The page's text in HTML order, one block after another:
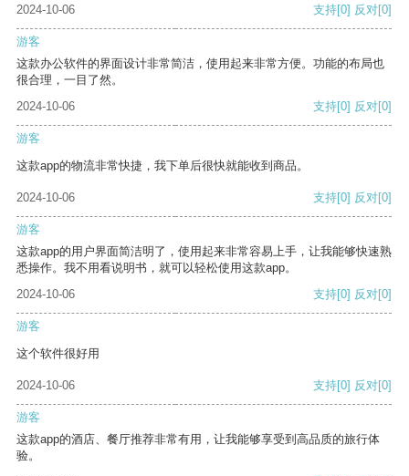
2024-10-06 支持[0] 反对[0]
游客
这款办公软件的界面设计非常简洁，使用起来非常方便。功能的布局也
很合理，一目了然。
2024-10-06
支持[0] 反对[0]
游客
这款app的物流非常快捷，我下单后很快就能收到商品。
2024-10-06 支持[0] 反对[0]
游客
这款app的用户界面简洁明了，使用起来非常容易上手，让我能够快速熟
悉操作。我不用看说明书，就可以轻松使用这款app。
2024-10-06
支持[0] 反对[0]
游客
这个软件很好用
2024-10-06 支持[0] 反对[0]
游客
这款app的酒店、餐厅推荐非常有用，让我能够享受到高品质的旅行体
验。